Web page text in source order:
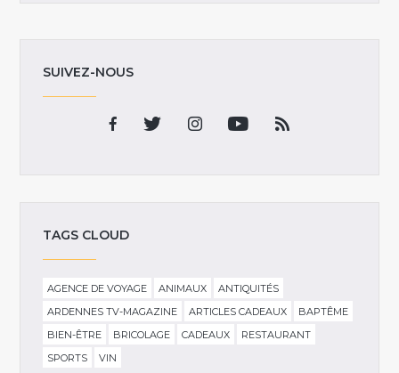
SUIVEZ-NOUS
TAGS CLOUD
AGENCE DE VOYAGE ANIMAUX
ANTIQUITÉS
ARDENNES TV-MAGAZINE
ARTICLES CADEAUX
BAPTÊME
BIEN-ÊTRE
BRICOLAGE CADEAUX
RESTAURANT
SPORTS
VIN